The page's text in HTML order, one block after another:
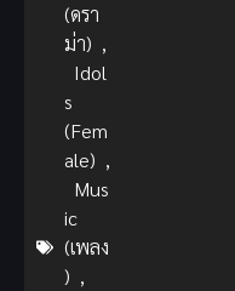
(ดรา
ม่า) ,
Idol
s
(Fem
ale) ,
Mus
ic
(เพลง
) ,